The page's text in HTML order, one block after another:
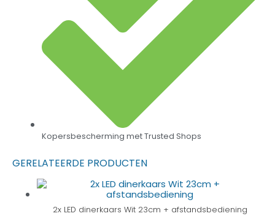
Kopersbescherming met Trusted Shops
GERELATEERDE PRODUCTEN
2x LED dinerkaars Wit 23cm + afstandsbediening